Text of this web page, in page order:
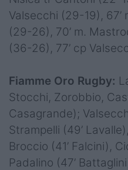
Valsecchi (29-19),
(29-26), 70’ m.
(36-26), 77’ cp
Fiamme Oro Rugby:
Stocchi, Zorobbio,
Casagrande);
Strampelli (49’
Broccio (41’ Falcini),
Padalino (47’